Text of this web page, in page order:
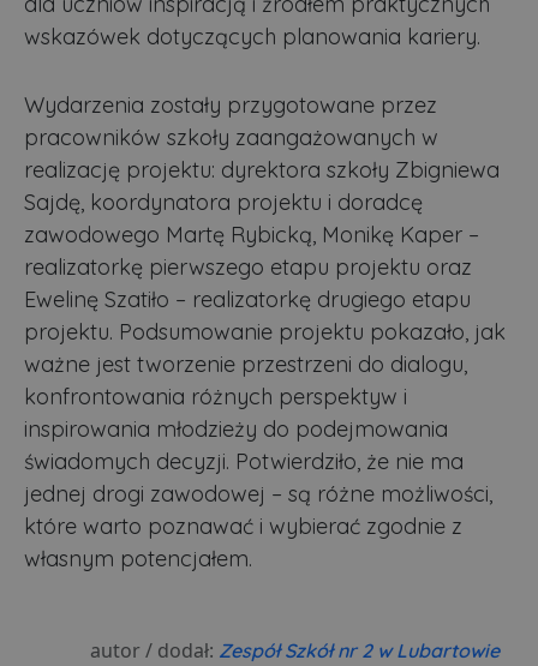
wskazówek dotyczących planowania kariery.
Wydarzenia zostały przygotowane przez
pracowników szkoły zaangażowanych w
realizację projektu: dyrektora szkoły Zbigniewa
Sajdę, koordynatora projektu i doradcę
zawodowego Martę Rybicką, Monikę Kaper –
realizatorkę pierwszego etapu projektu oraz
Ewelinę Szatiło – realizatorkę drugiego etapu
projektu. Podsumowanie projektu pokazało, jak
ważne jest tworzenie przestrzeni do dialogu,
konfrontowania różnych perspektyw i
inspirowania młodzieży do podejmowania
świadomych decyzji. Potwierdziło, że nie ma
jednej drogi zawodowej – są różne możliwości,
które warto poznawać i wybierać zgodnie z
własnym potencjałem.
autor / dodał: Zespół Szkół nr 2 w Lubartowie